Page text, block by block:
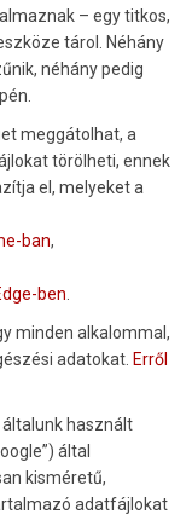
– egy titkos,
tárol. Néhány
néhány pedig
meggátolhat, a
törölheti, ennek
el, melyeket a
ban,
ben
minden alkalommal,
adatokat. Erről
használt
által
kisméretű,
adatfájlokat